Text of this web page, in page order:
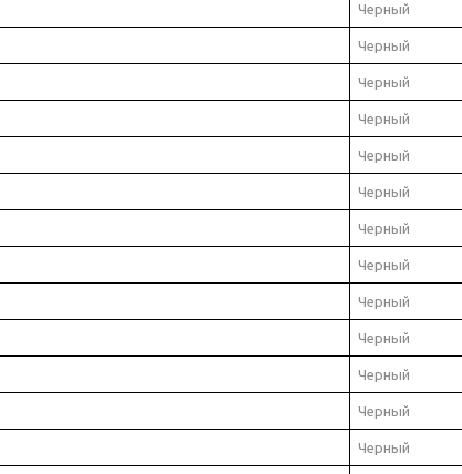
Черный
Черный
Черный
Черный
Черный
Черный
Черный
Черный
Черный
Черный
Черный
Черный
Черный